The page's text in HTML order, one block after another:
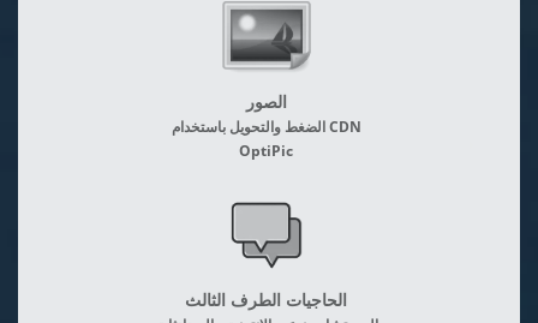
الصور
الضغط والتحويل باستخدام CDN
OptiPic
الحاجيات الطرف الثالث